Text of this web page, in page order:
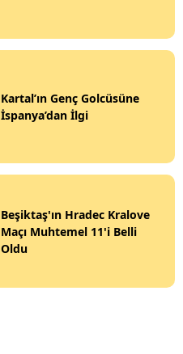
Kartal’ın Genç Golcüsüne
İspanya’dan İlgi
Beşiktaş'ın Hradec Kralove
Maçı Muhtemel 11'i Belli
Oldu